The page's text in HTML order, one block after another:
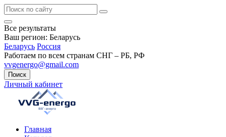
Все результаты
Ваш регион: Беларусь
Беларусь Россия
Работаем по всем странам СНГ – РБ, РФ
vvgenergo@gmail.com
Поиск
Личный кабинет
Главная